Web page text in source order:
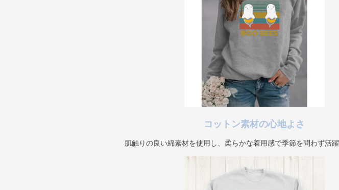
コットン素材の心地よさ
肌触りの良い綿素材を使用し、柔らかな着用感で季節を問わず活躍